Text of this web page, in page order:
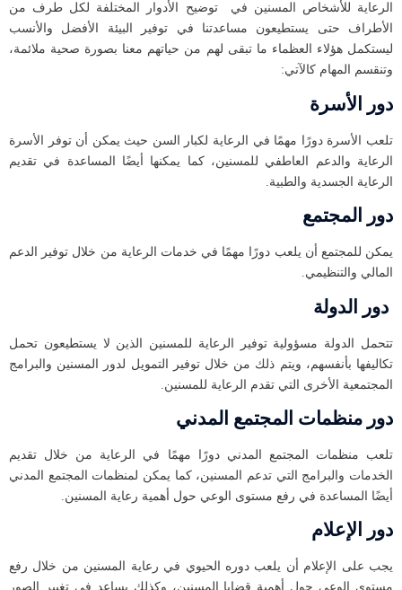
الرعاية للأشخاص المسنين في توضيح الأدوار المختلفة لكل طرف من
الأطراف حتى يستطيعون مساعدتنا في توفير البيئة الأفضل والأنسب
ليستكمل هؤلاء العظماء ما تبقى لهم من حياتهم معنا بصورة صحية ملائمة،
وتنقسم المهام كالآتي:
دور الأسرة
تلعب الأسرة دورًا مهمًا في الرعاية لكبار السن حيث يمكن أن توفر الأسرة
الرعاية والدعم العاطفي للمسنين، كما يمكنها أيضًا المساعدة في تقديم
الرعاية الجسدية والطبية.
دور المجتمع
يمكن للمجتمع أن يلعب دورًا مهمًا في خدمات الرعاية من خلال توفير الدعم
المالي والتنظيمي.
دور الدولة
تتحمل الدولة مسؤولية توفير الرعاية للمسنين الذين لا يستطيعون تحمل
تكاليفها بأنفسهم، ويتم ذلك من خلال توفير التمويل لدور المسنين والبرامج
المجتمعية الأخرى التي تقدم الرعاية للمسنين.
دور منظمات المجتمع المدني
تلعب منظمات المجتمع المدني دورًا مهمًا في الرعاية من خلال تقديم
الخدمات والبرامج التي تدعم المسنين، كما يمكن لمنظمات المجتمع المدني
أيضًا المساعدة في رفع مستوى الوعي حول أهمية رعاية المسنين.
دور الإعلام
يجب على الإعلام أن يلعب دوره الحيوي في رعاية المسنين من خلال رفع
مستوى الوعي حول أهمية قضايا المسنين، وكذلك يساعد في تغيير الصور